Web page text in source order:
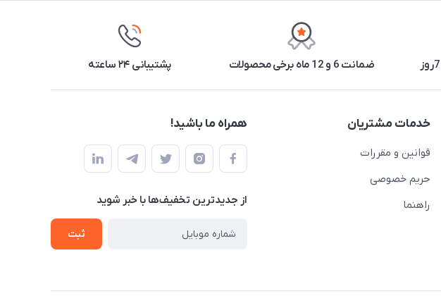
ضمانت 6 و 12 ماه برخی محصولات پشتیبانی ۲۴ ساعته
خدمات مشتریان
قوانین و مقررات
حریم خصوصی
راهنما
همراه ما باشید!
از جدید‌ترین تخفیف‌ها با‌ خبر شوید
ثبت